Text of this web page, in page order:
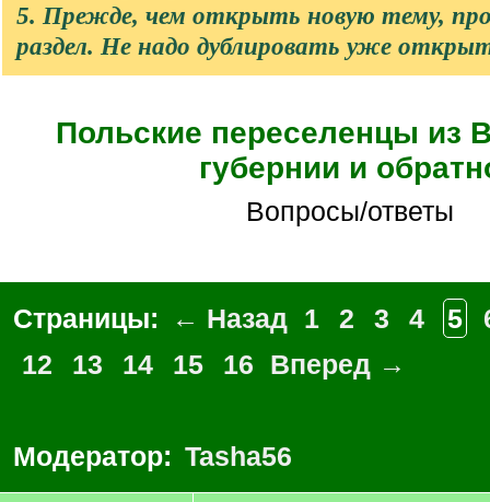
5. Прежде, чем открыть новую тему,
раздел. Не надо дублировать уже
Польские переселенцы из
губернии и
Вопросы/ответы
Страницы: ← Назад 1 2 3 4 5
12
13 14 15 16 Вперед →
Модератор: Tasha56